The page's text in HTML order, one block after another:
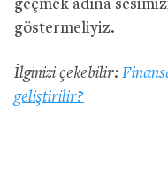
geçmek adına
göstermeliyiz.
İlginizi çekebilir:
geliştirilir?